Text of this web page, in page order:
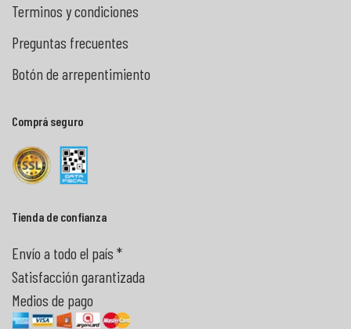
Terminos y condiciones
Preguntas frecuentes
Botón de arrepentimiento
Comprá seguro
Tienda de confianza
Envío a todo el país *
Satisfacción garantizada
Medios de pago